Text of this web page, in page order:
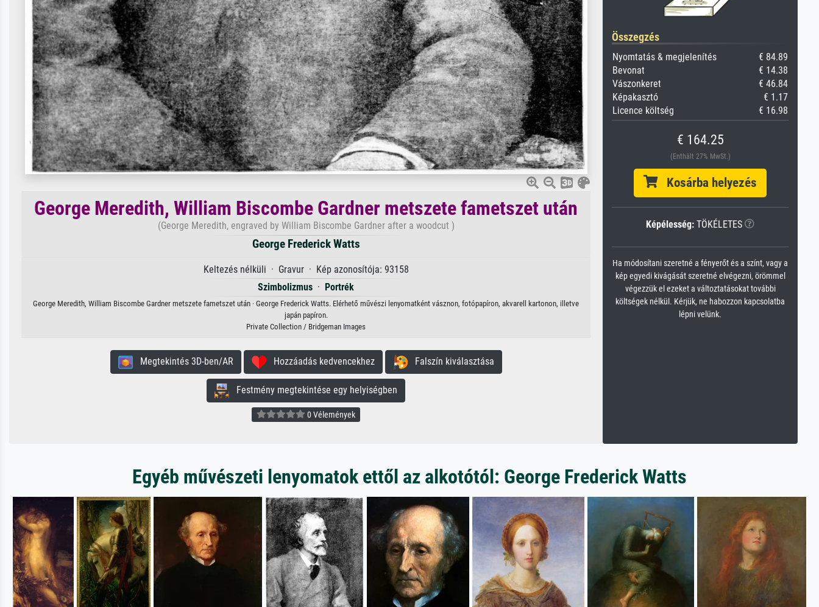
George Meredith, William Biscombe Gardner metszete fametszet után
(George Meredith, engraved by William Biscombe Gardner after a woodcut )
George Frederick Watts
Keltezés nélküli · Gravur · Kép azonosítója: 93158
Szimbolizmus · Portrék
George Meredith, William Biscombe Gardner metszete fametszet után · George Frederick Watts. Elérhető művészi lenyomatként vásznon, fotópapíron, akvarell kartonon, illetve
japán papíron.
Private Collection / Bridgeman Images
Megtekintés 3D-ben/AR Hozzáadás kedvencekhez Falszín kiválasztása
Festmény megtekintése egy helyiségben
0 Vélemények
Összegzés
Nyomtatás & megjelenítés
€ 84.89
Bevonat
€ 14.38
Vászonkeret
€ 46.84
Képakasztó
€ 1.17
Licence költség
€ 16.98
€ 164.25
(Enthält 27% MwSt.)
Kosárba helyezés
Képélesség: TÖKÉLETES
Ha módosítani szeretné a fényerőt és a színt, vagy a
kép egyedi kivágását szeretné elvégezni, örömmel
végezzük el ezeket a változtatásokat további
költségek nélkül. Kérjük, ne habozzon kapcsolatba
lépni velünk.
Egyéb művészeti lenyomatok ettől az alkotótól: George Frederick Watts